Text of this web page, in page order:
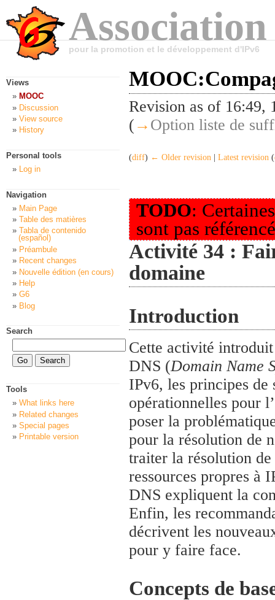
pour la promotion et le développement d'IPv6
Revision as of
( → Option liste de
(diff) ← Older revision Latest revision (
TODO:
sont pas
Activité 34 :
domaine
Introduction
Cette activité
DNS (Domain Name
IPv6, les principes de
opérationnelles pour
poser la
pour la résolution de
traiter la résolution
ressources propres à
DNS expliquent la
Enfin, les
décrivent les
pour y faire face.
Concepts de
Views
MOOC
Discussion
View source
History
Personal tools
Log in
Navigation
Main Page
Table des matières
Tabla de contenido
(español)
Préambule
Recent changes
Nouvelle édition (en cours)
Help
G6
Blog
Search
Tools
What links here
Related changes
Special pages
Printable version